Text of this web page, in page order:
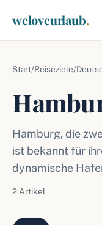
weloveurlaub.
Start/Reiseziele/
Hamburg, die
ist bekannt für
dynamische
2 Artikel